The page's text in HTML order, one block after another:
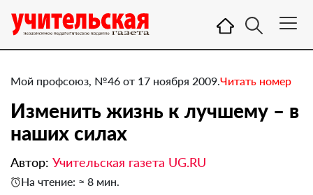
Мой профсоюз, №46 от 17 ноября 2009.Читать номер
Изменить жизнь к лучшему – в
наших силах
Автор: Учительская газета UG.RU
На чтение: ≈ 8 мин.